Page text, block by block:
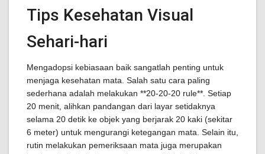
Tips Kesehatan Visual
Sehari-hari
Mengadopsi kebiasaan baik sangatlah penting untuk
menjaga kesehatan mata. Salah satu cara paling
sederhana adalah melakukan **20-20-20 rule**. Setiap
20 menit, alihkan pandangan dari layar setidaknya
selama 20 detik ke objek yang berjarak 20 kaki (sekitar
6 meter) untuk mengurangi ketegangan mata. Selain itu,
rutin melakukan pemeriksaan mata juga merupakan